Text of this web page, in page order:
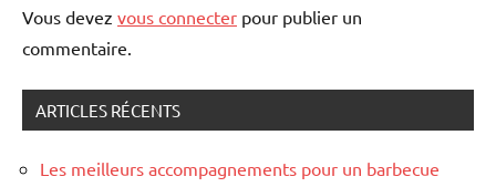
Vous devez vous connecter pour publier un
commentaire.
ARTICLES RÉCENTS
Les meilleurs accompagnements pour un barbecue